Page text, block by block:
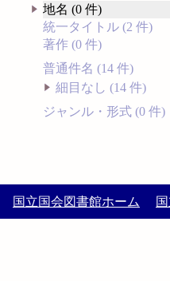
地名 (0 件)
統一タイトル (2 件)
著作 (0 件)
普通件名 (14 件)
細目なし (14 件)
ジャンル・形式 (0 件)
国立国会図書館ホーム